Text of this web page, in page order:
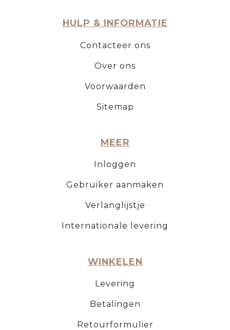
HULP & INFORMATIE
Contacteer ons
Over ons
Voorwaarden
Sitemap
MEER
Inloggen
Gebruiker aanmaken
Verlanglijstje
Internationale levering
WINKELEN
Levering
Betalingen
Retourformulier